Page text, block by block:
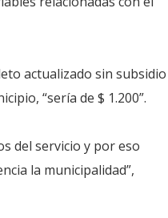
actualizado sin subsidio
“sería de $ 1.200”.
del servicio y por eso
la municipalidad”,